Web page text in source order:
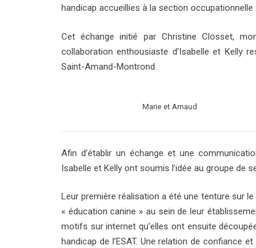
handicap accueillies à la section occupationnelle
Cet échange initié par Christine Closset,
collaboration enthousiaste d’Isabelle et Kelly
Saint-Amand-Montrond.
Marie et Arnaud
Afin d’établir un échange et une
Isabelle et Kelly ont soumis l’idée au groupe de
Leur première réalisation a été une tenture sur
« éducation canine » au sein de leur
motifs sur internet qu’elles ont ensuite
handicap de l’ESAT. Une relation de confiance